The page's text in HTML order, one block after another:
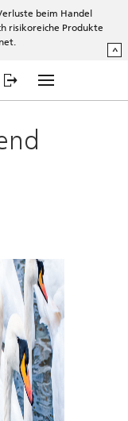
beim Handel
risikoreiche Produkte
^